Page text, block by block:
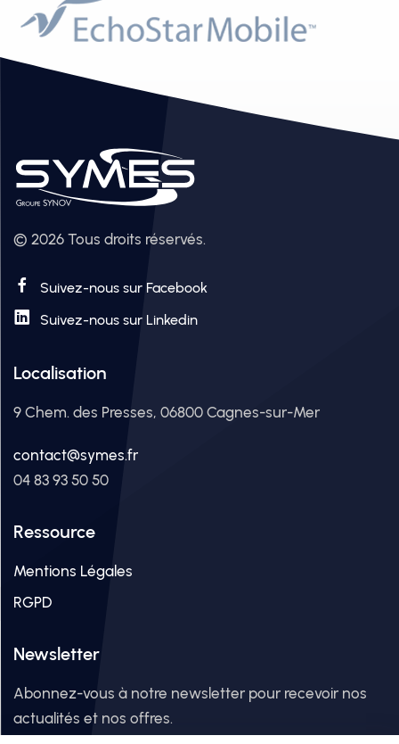
© 2026 Tous droits réservés.
Suivez-nous sur Facebook
Suivez-nous sur Linkedin
Localisation
9 Chem. des Presses, 06800 Cagnes-sur-Mer
contact@symes.fr
04 83 93 50 50
Ressource
Mentions Légales
RGPD
Newsletter
Abonnez-vous à notre newsletter pour recevoir nos
actualités et nos offres.